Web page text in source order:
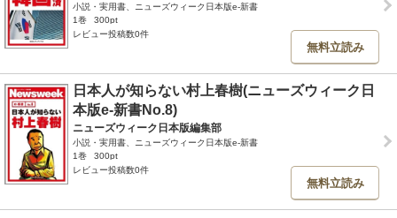
小説・実用書、ニューズウィーク日本版e-新書
1巻
300pt
レビュー投稿数0件
無料立読み
日本人が知らない村上春樹(ニューズウィーク日
本版e-新書No.8)
ニューズウィーク日本版編集部
小説・実用書、ニューズウィーク日本版e-新書
1巻
300pt
レビュー投稿数0件
無料立読み